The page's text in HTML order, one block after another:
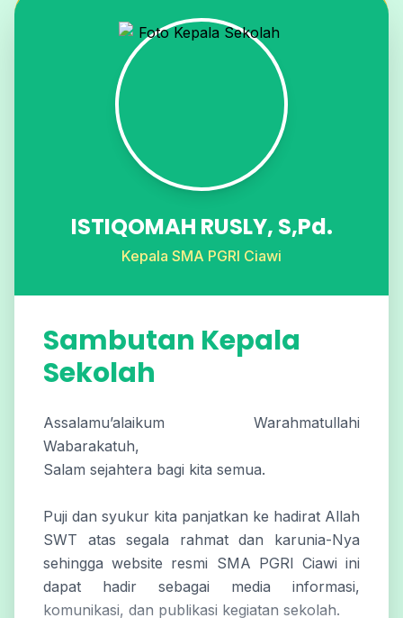
ISTIQOMAH RUSLY, S,Pd.
Kepala SMA PGRI Ciawi
Sambutan Kepala
Sekolah
Assalamu’alaikum Warahmatullahi
Wabarakatuh,
Salam sejahtera bagi kita semua.
Puji dan syukur kita panjatkan ke hadirat Allah
SWT atas segala rahmat dan karunia-Nya
sehingga website resmi SMA PGRI Ciawi ini
dapat hadir sebagai media informasi,
komunikasi, dan publikasi kegiatan sekolah.